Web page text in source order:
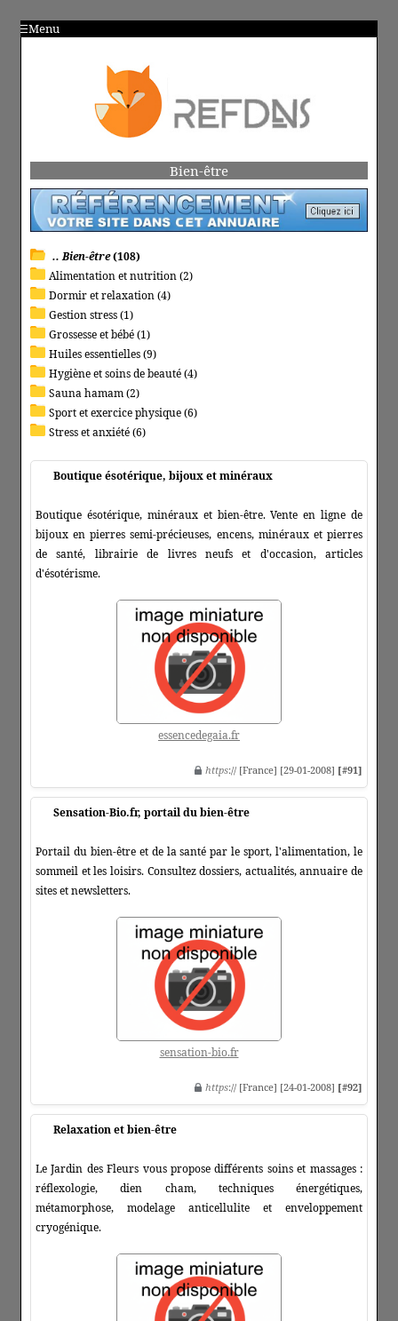
Menu
Bien-être
.. Bien-être(108)
Alimentation et nutrition (2)
Dormir et relaxation (4)
Gestion stress (1)
Grossesse et bébé (1)
Huiles essentielles (9)
Hygiène et soins de beauté (4)
Sauna hamam (2)
Sport et exercice physique (6)
Stress et anxiété (6)
Boutique ésotérique, bijoux et minéraux
Boutique ésotérique, minéraux et bien-être. Vente en ligne de
bijoux en pierres semi-précieuses, encens, minéraux et pierres
de santé, librairie de livres neufs et d'occasion, articles
d'ésotérisme.
essencedegaia.fr
https:// [France] [29-01-2008] [#91]
Sensation-Bio.fr, portail du bien-être
Portail du bien-être et de la santé par le sport, l'alimentation, le
sommeil et les loisirs. Consultez dossiers, actualités, annuaire de
sites et newsletters.
sensation-bio.fr
https:// [France] [24-01-2008] [#92]
Relaxation et bien-être
Le Jardin des Fleurs vous propose différents soins et massages :
réflexologie, dien cham, techniques énergétiques,
métamorphose, modelage anticellulite et enveloppement
cryogénique.